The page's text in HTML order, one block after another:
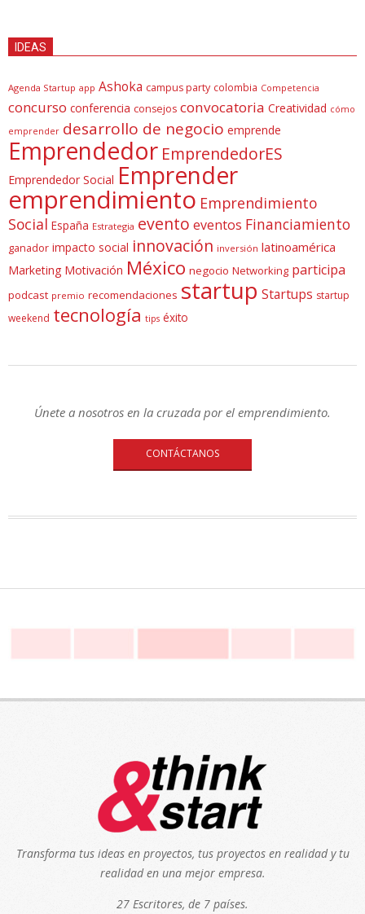
IDEAS
Agenda Startup app Ashoka campus party colombia Competencia
concurso conferencia consejos convocatoria Creatividad cómo
emprender desarrollo de negocio emprende
Emprendedor EmprendedorES
Emprendedor Social Emprender
emprendimiento Emprendimiento
Social España Estrategia evento eventos Financiamiento
ganador impacto social innovación inversión latinoamérica
Marketing Motivación México negocio Networking participa
podcast premio recomendaciones startup Startups startup
weekend tecnología tips éxito
Únete a nosotros en la cruzada por el emprendimiento.
CONTÁCTANOS
Transforma tus ideas en proyectos, tus proyectos en realidad y tu
realidad en una mejor empresa.
27 Escritores, de 7 países.